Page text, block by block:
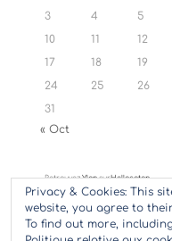
3
4 5
10
11 12
17
18 19
24
25 26
31
« Oct
RetrouvezYlansurHellocoton
Privacy & Cookies: This
website, you agree to
To find out more,